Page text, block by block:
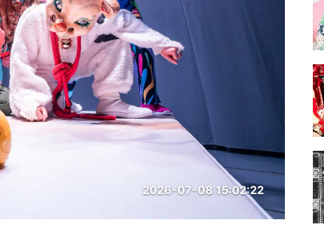
2026-07-08 15:02:22